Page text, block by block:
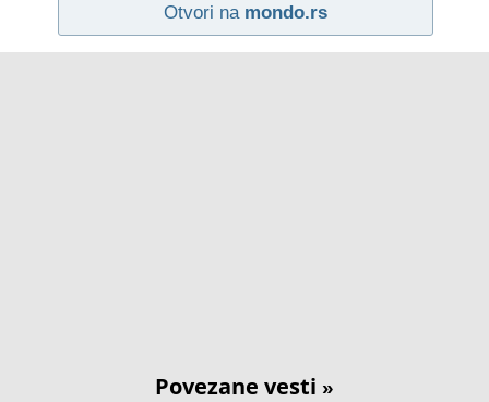
Otvori na mondo.rs
Povezane vesti »